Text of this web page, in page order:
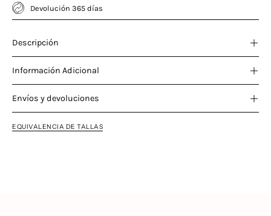
Devolución 365 días
Descripción
Información Adicional
Envíos y devoluciones
EQUIVALENCIA DE TALLAS